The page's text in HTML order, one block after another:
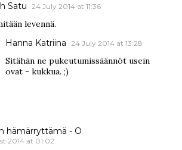
Satu 24 July 2014 at 11:36
levennä.
Hanna Katriina 24 July 2014 at 13:28
Sitähän ne pukeutumissäännöt usein
ovat - kukkua. ;)
hämärryttämä - O
2014 at 01:02